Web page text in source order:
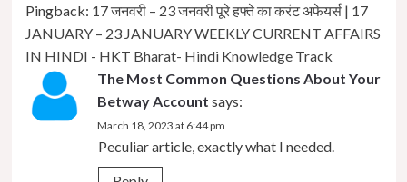
Pingback: 17 जनवरी – 23 जनवरी पूरे हफ्ते का करंट अफेयर्स | 17
JANUARY – 23 JANUARY WEEKLY CURRENT AFFAIRS
IN HINDI - HKT Bharat- Hindi Knowledge Track
The Most Common Questions About Your
Betway Account says:
March 18, 2023 at 6:44 pm
Peculiar article, exactly what I needed.